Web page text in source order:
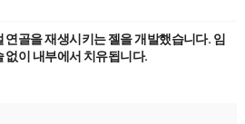
연골을 재생시키는 젤을 개발했습니다. 임
없이 내부에서 치유됩니다.